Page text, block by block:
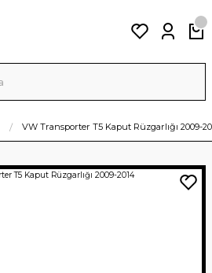
VW Transporter T5 Kaput Rüzgarlığı 2009-